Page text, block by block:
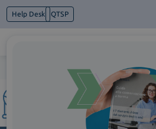
Help Desk QTSP
Cosa facciamo